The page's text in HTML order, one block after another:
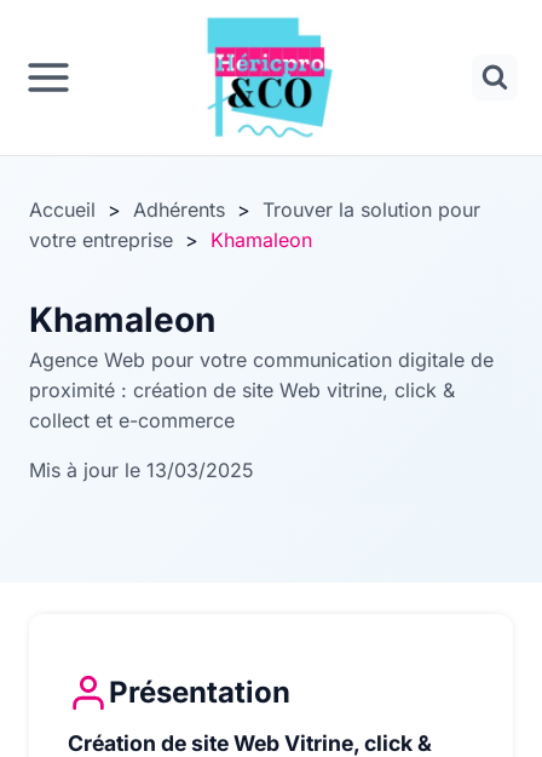
Panneau de gestion des cookies
contenu
Accueil > Adhérents > Trouver la solution pour
votre entreprise > Khamaleon
Khamaleon
Agence Web pour votre communication digitale de
proximité : création de site Web vitrine, click &
collect et e-commerce
Mis à jour le 13/03/2025
Présentation
Création de site Web Vitrine, click & collect et e-
Création de site Web Vitrine, click &